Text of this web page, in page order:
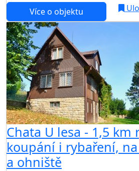
Více o objektu
Chata U lesa - 1,5 km
koupání i rybaření,
a ohniště